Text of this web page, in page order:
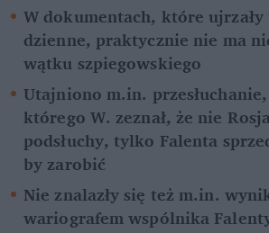
W dokumentach, które ujrzały
dzienne, praktycznie nie ma
wątku szpiegowskiego
Utajniono m.in.
którego W. zeznał, że nie
podsłuchy, tylko Falenta
by zarobić
Nie znalazły się też m.in.
wariografem wspólnika